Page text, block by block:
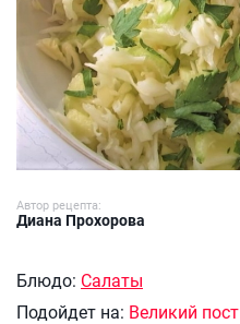
Автор рецепта:
Диана Прохорова
Блюдо: Салаты
Подойдет на: Великий пост